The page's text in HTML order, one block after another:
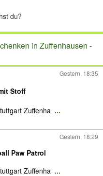
in Zuffenhausen -
Gestern, 18:35
Stoff
Zuffenha ...
Gestern, 18:29
Paw Patrol
Zuffenha ...